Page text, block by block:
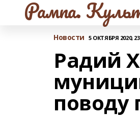
Рампа.
Новости 5 ОКТЯБРЯ 2020,
Радий
поводу